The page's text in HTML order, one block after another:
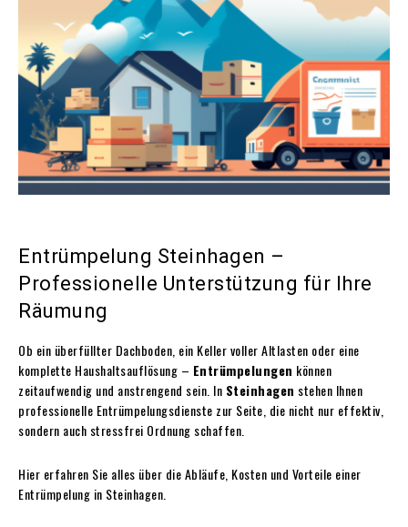
Entrümpelung Steinhagen –
Professionelle Unterstützung für Ihre
Räumung
Ob ein überfüllter Dachboden, ein Keller voller Altlasten oder eine
komplette Haushaltsauflösung – Entrümpelungen können
zeitaufwendig und anstrengend sein. In Steinhagen stehen Ihnen
professionelle Entrümpelungsdienste zur Seite, die nicht nur effektiv,
sondern auch stressfrei Ordnung schaffen.
Hier erfahren Sie alles über die Abläufe, Kosten und Vorteile einer
Entrümpelung in Steinhagen.